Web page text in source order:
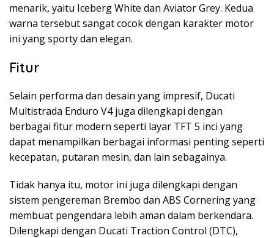
menarik, yaitu Iceberg White dan Aviator Grey. Kedua
warna tersebut sangat cocok dengan karakter motor
ini yang sporty dan elegan.
Fitur
Selain performa dan desain yang impresif, Ducati
Multistrada Enduro V4 juga dilengkapi dengan
berbagai fitur modern seperti layar TFT 5 inci yang
dapat menampilkan berbagai informasi penting seperti
kecepatan, putaran mesin, dan lain sebagainya.
Tidak hanya itu, motor ini juga dilengkapi dengan
sistem pengereman Brembo dan ABS Cornering yang
membuat pengendara lebih aman dalam berkendara.
Dilengkapi dengan Ducati Traction Control (DTC),